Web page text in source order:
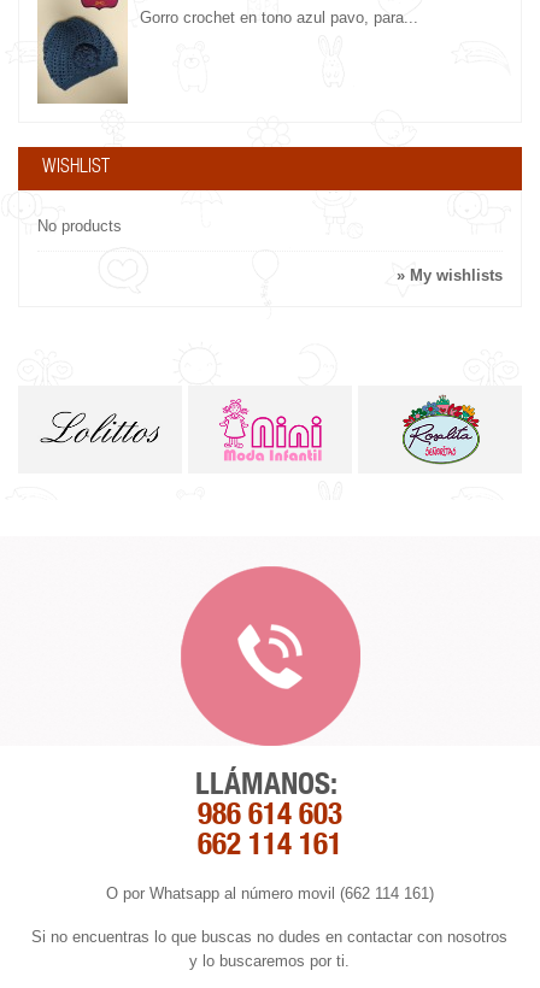
Gorro crochet en tono azul pavo, para...
WISHLIST
No products
» My wishlists
LLÁMANOS:
986 614 603
662 114 161
O por Whatsapp al número movil (662 114 161)
Si no encuentras lo que buscas no dudes en contactar con nosotros
y lo buscaremos por ti.